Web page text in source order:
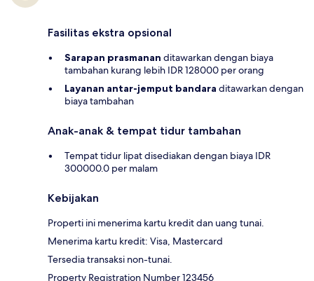
Fasilitas ekstra opsional
Sarapan prasmanan ditawarkan dengan biaya
tambahan kurang lebih IDR 128000 per orang
Layanan antar-jemput bandara ditawarkan dengan
biaya tambahan
Anak-anak & tempat tidur tambahan
Tempat tidur lipat disediakan dengan biaya IDR
300000.0 per malam
Kebijakan
Properti ini menerima kartu kredit dan uang tunai.
Menerima kartu kredit: Visa, Mastercard
Tersedia transaksi non-tunai.
Property Registration Number 123456